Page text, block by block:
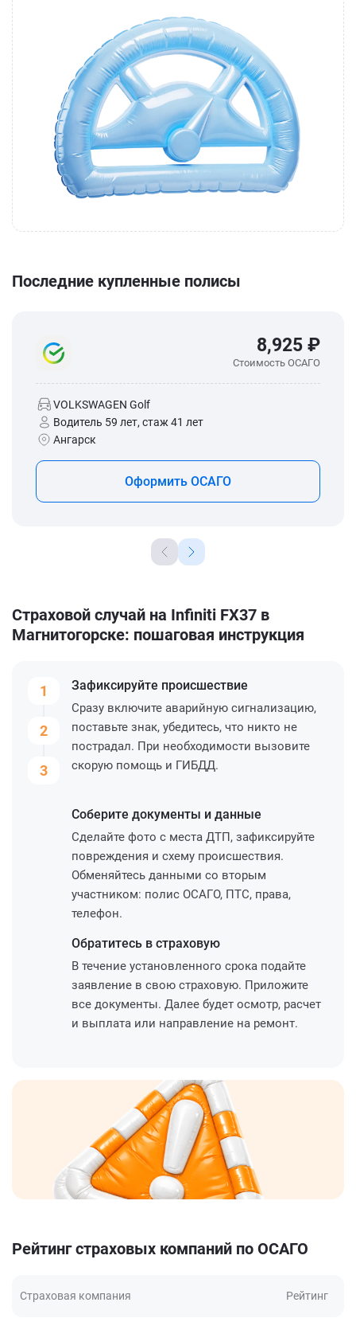
Последние купленные полисы
8,925 ₽
Стоимость ОСАГО
VOLKSWAGEN Golf
Водитель 59 лет, стаж 41 лет
Ангарск
Оформить ОСАГО
Страховой случай на Infiniti FX37 в
Магнитогорске: пошаговая инструкция
1
2
3
Зафиксируйте происшествие
Сразу включите аварийную сигнализацию,
поставьте знак, убедитесь, что никто не
пострадал. При необходимости вызовите
скорую помощь и ГИБДД.
Соберите документы и данные
Сделайте фото с места ДТП, зафиксируйте
повреждения и схему происшествия.
Обменяйтесь данными со вторым
участником: полис ОСАГО, ПТС, права,
телефон.
Обратитесь в страховую
В течение установленного срока подайте
заявление в свою страховую. Приложите
все документы. Далее будет осмотр, расчет
и выплата или направление на ремонт.
Рейтинг страховых компаний по ОСАГО
Страховая компания Рейтинг